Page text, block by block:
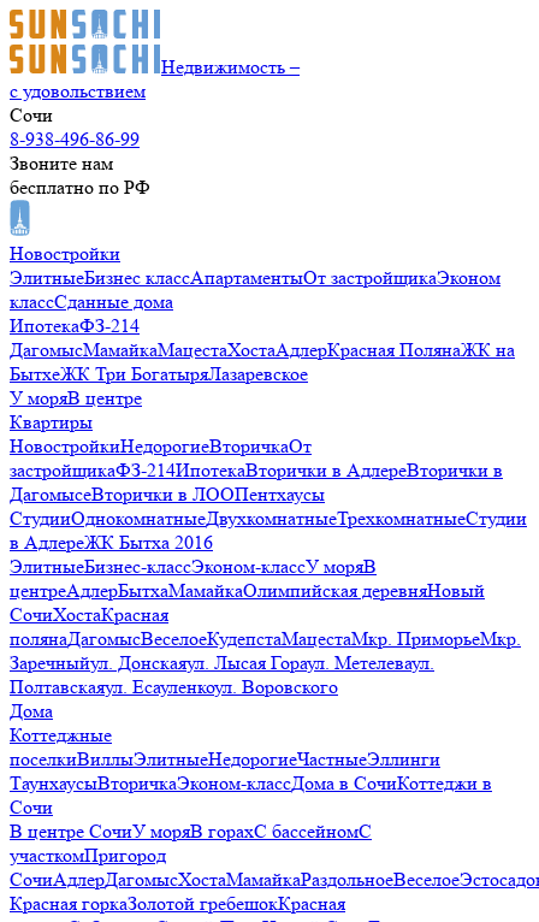
Недвижимость –
с удовольствием
Сочи
8-938-496-86-99
Звоните нам
бесплатно по РФ
Новостройки
ЭлитныеБизнес классАпартаментыОт застройщикаЭконом
классСданные дома
ИпотекаФЗ-214
ДагомысМамайкаМацестаХостаАдлерКрасная ПолянаЖК на
БытхеЖК Три БогатыряЛазаревское
У моряВ центре
Квартиры
НовостройкиНедорогиеВторичкаОт
застройщикаФЗ-214ИпотекаВторички в АдлереВторички в
ДагомысеВторички в ЛООПентхаусы
СтудииОднокомнатныеДвухкомнатныеТрехкомнатныеСтудии
в АдлереЖК Бытха 2016
ЭлитныеБизнес-классЭконом-классУ моряВ
центреАдлерБытхаМамайкаОлимпийская деревняНовый
СочиХостаКрасная
полянаДагомысВеселоеКудепстаМацестаМкр. ПриморьеМкр.
Заречныйул. Донскаяул. Лысая Гораул. Метелеваул.
Полтавскаяул. Есауленкоул. Воровского
Дома
Коттеджные
поселкиВиллыЭлитныеНедорогиеЧастныеЭллинги
ТаунхаусыВторичкаЭконом-классДома в СочиКоттеджи в
Сочи
В центре СочиУ моряВ горахС бассейномС
участкомПригород
СочиАдлерДагомысХостаМамайкаРаздольноеВеселое
Красная горкаЗолотой гребешокКрасная